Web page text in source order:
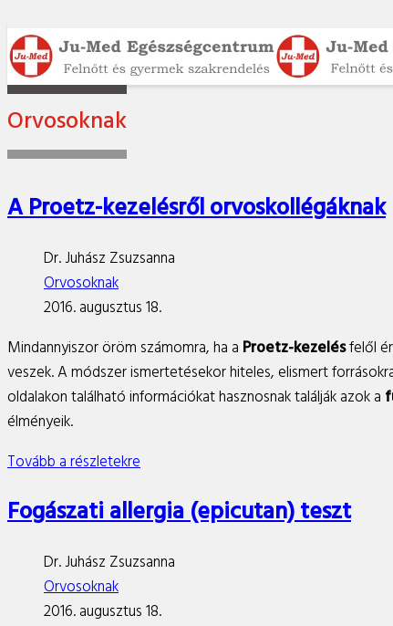
Orvosoknak
A Proetz-kezelésről orvoskollégáknak
Dr. Juhász Zsuzsanna
Orvosoknak
2016. augusztus 18.
Mindannyiszor öröm számomra, ha a Proetz-kezelésfelől
veszek. A módszer ismertetésekor hiteles, elismert
oldalakon található információkat hasznosnak találják azok a
élményeik.
Tovább a részletekre
Fogászati allergia (epicutan) teszt
Dr. Juhász Zsuzsanna
Orvosoknak
2016. augusztus 18.